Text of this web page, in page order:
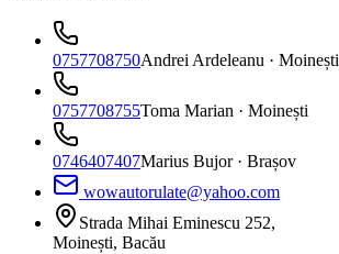
0757708750Andrei Ardeleanu · Moinești
0757708755Toma Marian · Moinești
0746407407Marius Bujor · Brașov
wowautorulate@yahoo.com
Strada Mihai Eminescu 252,
Moinești, Bacău